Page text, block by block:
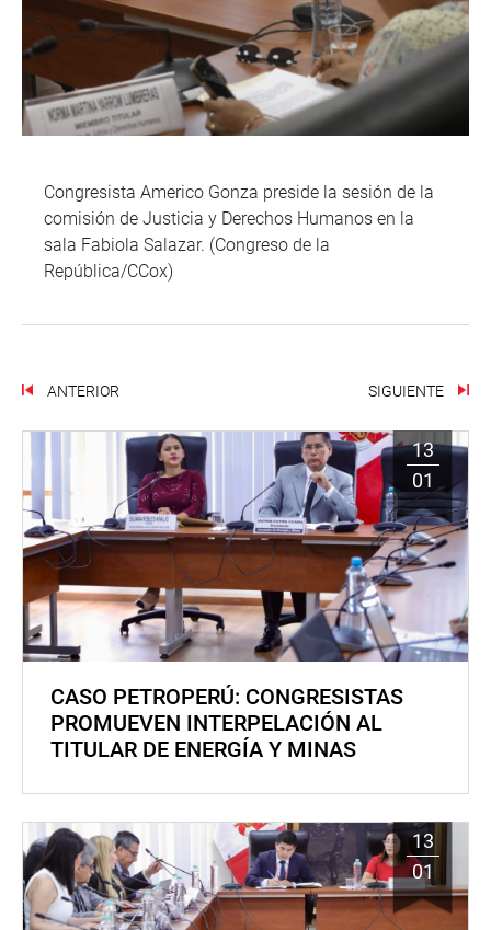
Congresista Americo Gonza preside la sesión de la
comisión de Justicia y Derechos Humanos en la
sala Fabiola Salazar. (Congreso de la
República/CCox)
ANTERIOR SIGUIENTE
13
01
CASO PETROPERÚ: CONGRESISTAS
PROMUEVEN INTERPELACIÓN AL
TITULAR DE ENERGÍA Y MINAS
13
01